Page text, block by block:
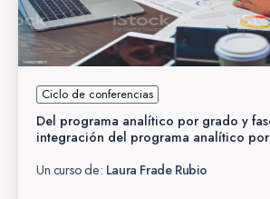
Ciclo de conferencias
Del programa analítico por grado y
integración del programa analítico
Un curso de: Laura Frade Rubio